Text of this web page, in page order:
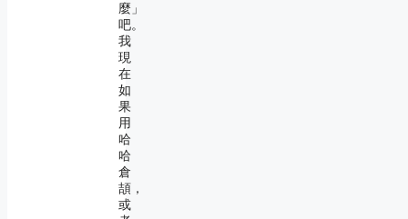
麼」
吧。
我
現
在
如
果
用
哈
哈
倉
頡，
或